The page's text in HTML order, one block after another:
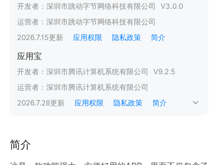
开发者： 深圳市跳动字节网络科技有限公司 V3.0.0
运营者： 深圳市跳动字节网络科技有限公司
2026.7.15更新 应用权限 隐私政策 简介
应用宝
开发者： 深圳市腾讯计算机系统有限公司 V9.2.5
运营者： 深圳市腾讯计算机系统有限公司
2026.7.28更新 应用权限 隐私政策 简介
简介